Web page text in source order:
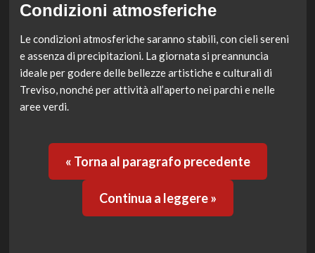
Condizioni atmosferiche
Le condizioni atmosferiche saranno stabili, con cieli sereni
e assenza di precipitazioni. La giornata si preannuncia
ideale per godere delle bellezze artistiche e culturali di
Treviso, nonché per attività all’aperto nei parchi e nelle
aree verdi.
« Torna al paragrafo precedente
Continua a leggere »